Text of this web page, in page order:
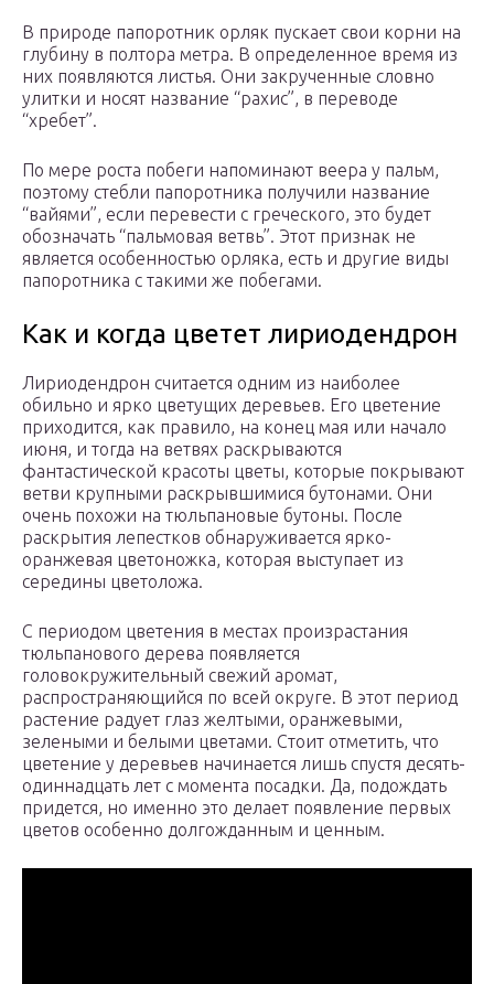
В природе папоротник орляк пускает свои корни на
глубину в полтора метра. В определенное время из
них появляются листья. Они закрученные словно
улитки и носят название “рахис”, в переводе
“хребет”.
По мере роста побеги напоминают веера у пальм,
поэтому стебли папоротника получили название
“вайями”, если перевести с греческого, это будет
обозначать “пальмовая ветвь”. Этот признак не
является особенностью орляка, есть и другие виды
папоротника с такими же побегами.
Как и когда цветет лириодендрон
Лириодендрон считается одним из наиболее
обильно и ярко цветущих деревьев. Его цветение
приходится, как правило, на конец мая или начало
июня, и тогда на ветвях раскрываются
фантастической красоты цветы, которые покрывают
ветви крупными раскрывшимися бутонами. Они
очень похожи на тюльпановые бутоны. После
раскрытия лепестков обнаруживается ярко-
оранжевая цветоножка, которая выступает из
середины цветоложа.
С периодом цветения в местах произрастания
тюльпанового дерева появляется
головокружительный свежий аромат,
распространяющийся по всей округе. В этот период
растение радует глаз желтыми, оранжевыми,
зелеными и белыми цветами. Стоит отметить, что
цветение у деревьев начинается лишь спустя десять-
одиннадцать лет с момента посадки. Да, подождать
придется, но именно это делает появление первых
цветов особенно долгожданным и ценным.